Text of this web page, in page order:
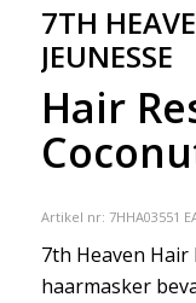
7TH
JEUNESSE
Hair
Artikel nr: 7HHA03551
7th Heaven Hair
haarmasker